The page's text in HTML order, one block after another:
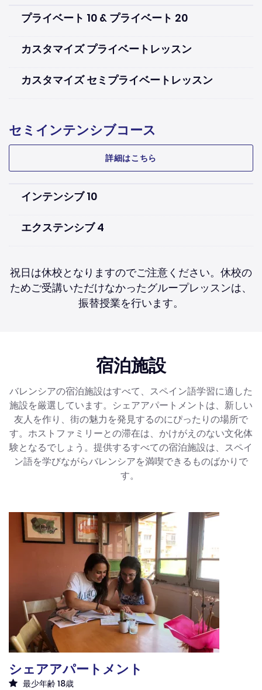
プライベート 10 & プライベート 20
カスタマイズ プライベートレッスン
カスタマイズ セミプライベートレッスン
セミインテンシブコース
詳細はこちら
インテンシブ 10
エクステンシブ 4
祝日は休校となりますのでご注意ください。休校の
ためご受講いただけなかったグループレッスンは、
振替授業を行います。
宿泊施設
バレンシアの宿泊施設はすべて、スペイン語学習に適した
施設を厳選しています。シェアアパートメントは、新しい
友人を作り、街の魅力を発見するのにぴったりの場所で
す。ホストファミリーとの滞在は、かけがえのない文化体
験となるでしょう。提供するすべての宿泊施設は、スペイ
ン語を学びながらバレンシアを満喫できるものばかりで
す。
シェアアパートメント
最少年齢 18歳